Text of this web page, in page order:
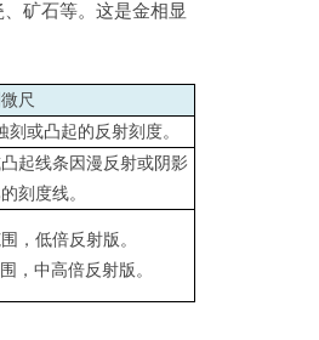
矿石等。这是金相显
尺
或凸起的反射刻度。
起线条因漫反射或阴影
刻度线。
围，低倍反射版。
，中高倍反射版。